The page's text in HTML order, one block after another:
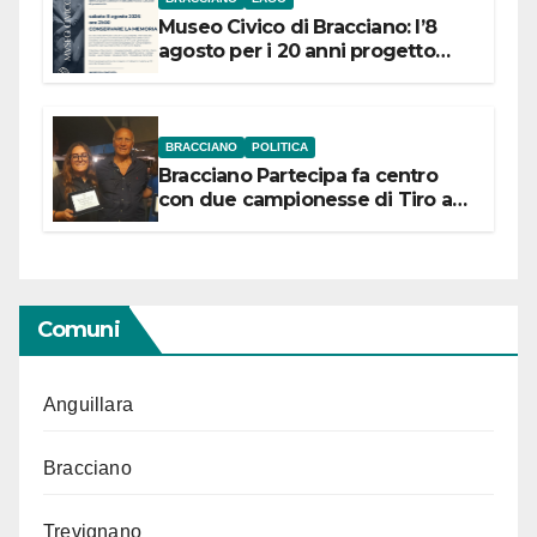
Museo Civico di Bracciano: l’8
agosto per i 20 anni progetto
BRACCIANO POLITICA
Bracciano Partecipa fa centro
con due campionesse di Tiro a
Comuni
Anguillara
Bracciano
Trevignano